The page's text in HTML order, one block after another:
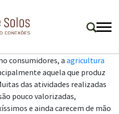
consumidores, a agricultura
aquela que produz
das atividades realizadas
pouco valorizadas,
e ainda carecem de mão